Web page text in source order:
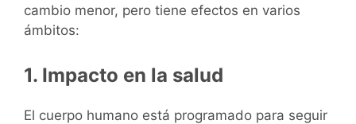
cambio menor, pero tiene efectos en varios
ámbitos:
1. Impacto en la salud
El cuerpo humano está programado para seguir